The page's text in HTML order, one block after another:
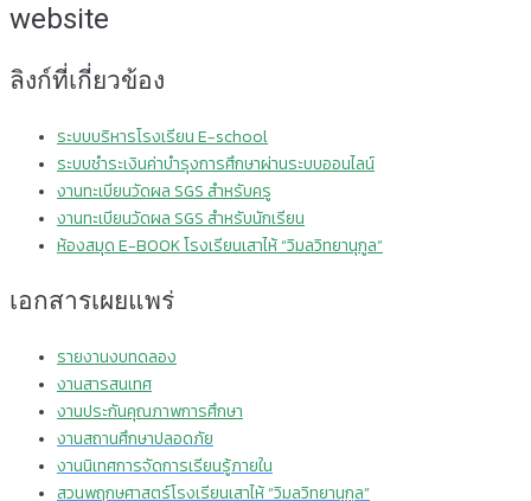
website
ลิงก์ที่เกี่ยวข้อง
ระบบบริหารโรงเรียน E-school
ระบบชำระเงินค่าบำรุงการศึกษาผ่านระบบออนไลน์
งานทะเบียนวัดผล SGS สำหรับครู
งานทะเบียนวัดผล SGS สำหรับนักเรียน
ห้องสมุด E-BOOK โรงเรียนเสาไห้ “วิมลวิทยานุกูล”
เอกสารเผยแพร่
รายงานงบทดลอง
งานสารสนเทศ
งานประกันคุณภาพการศึกษา
งานสถานศึกษาปลอดภัย
งานนิเทศการจัดการเรียนรู้ภายใน
สวนพฤกษศาสตร์โรงเรียนเสาไห้ “วิมลวิทยานุกูล”